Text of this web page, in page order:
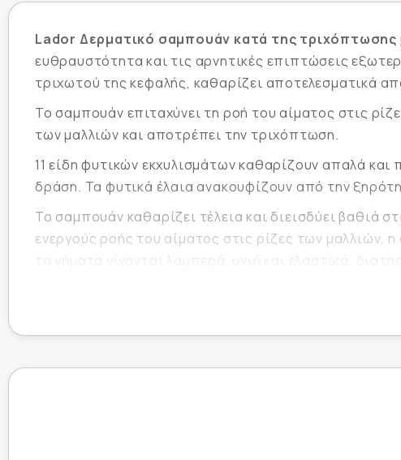
Lador Δερματικό σαμπουάν κατά της τριχόπτωσης
ευθραυστότητα και τις αρνητικές επιπτώσεις
τριχωτού της κεφαλής, καθαρίζει αποτελεσματικά
Το σαμπουάν επιταχύνει τη ροή του αίματος στις
των μαλλιών και αποτρέπει την τριχόπτωση.
11 είδη φυτικών εκχυλισμάτων καθαρίζουν απαλά
δράση. Τα φυτικά έλαια ανακουφίζουν από την
Το σαμπουάν καθαρίζει τέλεια και διεισδύει βαθιά
ενεργούς ροής του αίματος στις ρίζες των μαλλιών,
τα νήματα γίνονται λαμπερά, υγιή και ελαστικά,
Κύρια ενεργά συστατικά:
Σαλικυλικό οξύ- απολεπίζει τα
- βελτιώνει την κυκλοφορία του